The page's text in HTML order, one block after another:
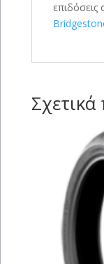
επιδόσεις